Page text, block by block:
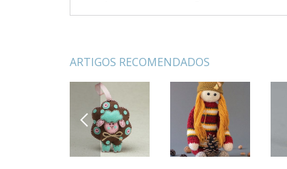
ARTIGOS RECOMENDADOS
PREVIOUS